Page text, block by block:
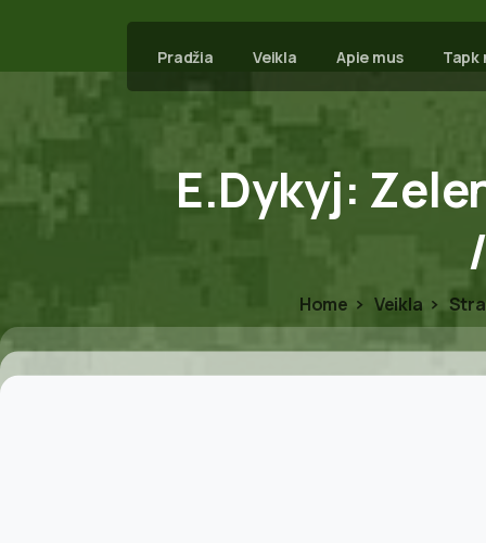
Pradžia Veikla Apie mus Tapk
E.Dykyj:
Home Veikla